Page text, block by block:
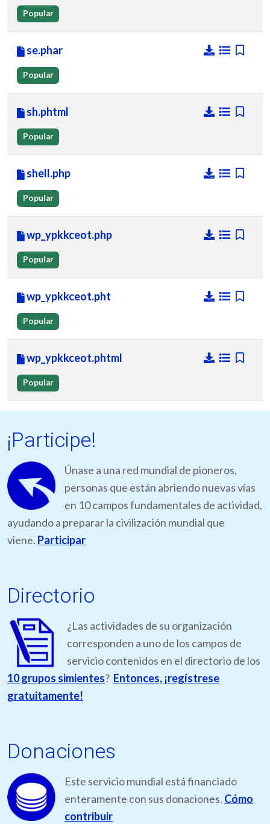
Popular
se.phar
Popular
sh.phtml
Popular
shell.php
Popular
wp_ypkkceot.php
Popular
wp_ypkkceot.pht
Popular
wp_ypkkceot.phtml
Popular
¡Participe!
Únase a una red mundial de pioneros,
personas que están abriendo nuevas vías
en 10 campos fundamentales de actividad,
ayudando a preparar la civilización mundial que
viene. Participar
Directorio
¿Las actividades de su organización
corresponden a uno de los campos de
servicio contenidos en el directorio de los
10 grupos simientes? Entonces, ¡regístrese
gratuitamente!
Donaciones
Este servicio mundial está financiado
enteramente con sus donaciones. Cómo
contribuir